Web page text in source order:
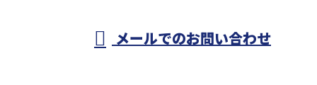
メールでのお問い合わせ